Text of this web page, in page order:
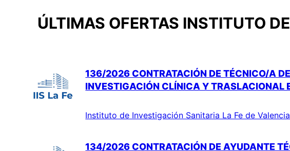
ÚLTIMAS OFERTAS INSTITUTO
136/2026 CONTRATACIÓN DE TÉCNICO/A
INVESTIGACIÓN CLÍNICA Y TRASLACIONAL
Instituto de Investigación Sanitaria La Fe de Valencia
134/2026 CONTRATACIÓN DE AYUDANTE